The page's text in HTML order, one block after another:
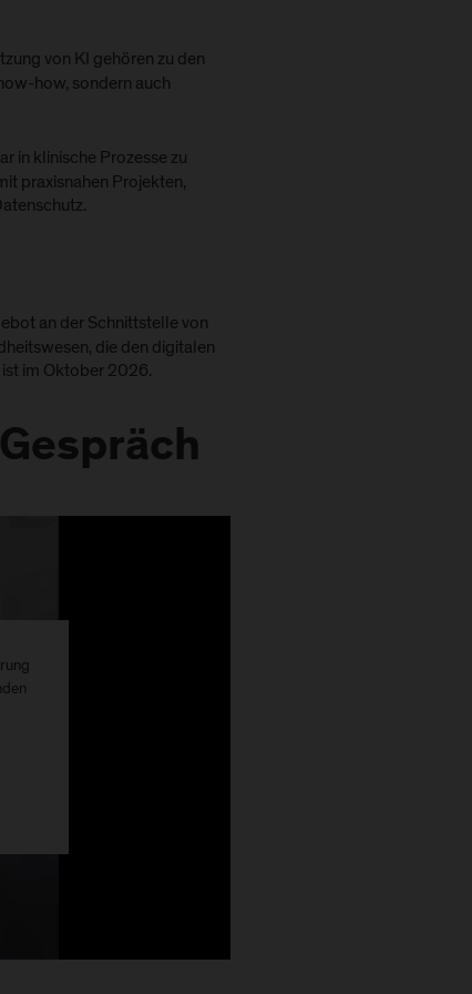
von KI gehören zu den
how, sondern auch
in klinische Prozesse zu
praxisnahen Projekten,
an der Schnittstelle von
die den digitalen
im Oktober 2026.